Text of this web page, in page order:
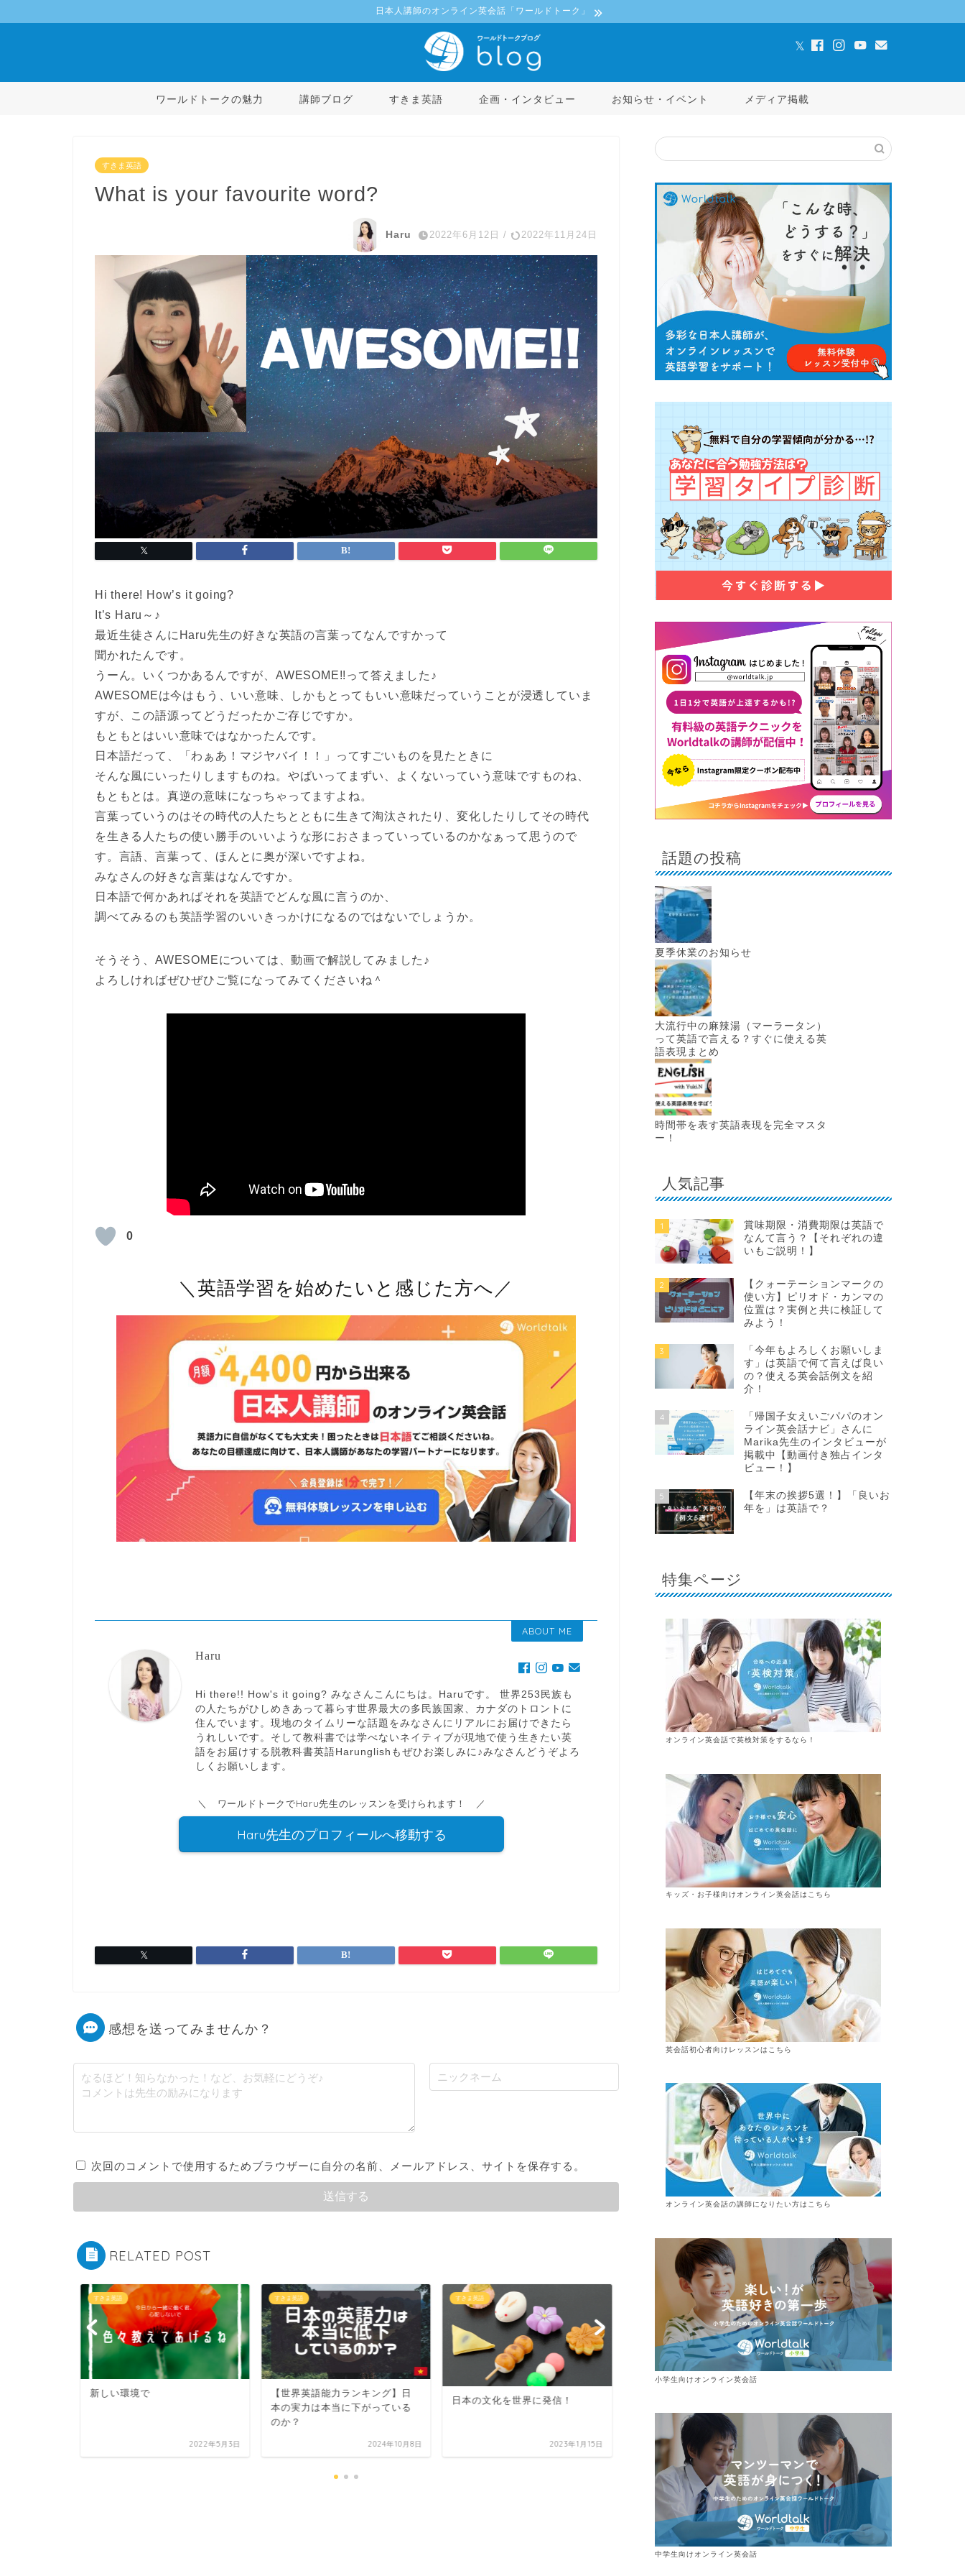
日本人講師のオンライン英会話「ワールドトーク」
ワールドトークの魅力 講師ブログ すきま英語 企画・インタビュー お知らせ・イベント メディア掲載
すきま英語
What is your favourite word?
Haru 2022年6月12日 / 2022年11月24日
Hi there! How’s it going?
It’s Haru～♪
最近生徒さんにHaru先生の好きな英語の言葉ってなんですかって
聞かれたんです。
うーん。いくつかあるんですが、AWESOME!!って答えました♪
AWESOMEは今はもう、いい意味、しかもとってもいい意味だっていうことが浸透していま
すが、この語源ってどうだったかご存じですか。
もともとはいい意味ではなかったんです。
日本語だって、「わぁあ！マジヤバイ！！」ってすごいものを見たときに
そんな風にいったりしますものね。やばいってまずい、よくないっていう意味ですものね、
もともとは。真逆の意味になっちゃってますよね。
言葉っていうのはその時代の人たちとともに生きて淘汰されたり、変化したりしてその時代
を生きる人たちの使い勝手のいいような形におさまっていっているのかなぁって思うので
す。言語、言葉って、ほんとに奥が深いですよね。
みなさんの好きな言葉はなんですか。
日本語で何かあればそれを英語でどんな風に言うのか、
調べてみるのも英語学習のいいきっかけになるのではないでしょうか。
そうそう、AWESOMEについては、動画で解説してみました♪
よろしければぜひぜひご覧になってみてくださいね＾
0
＼英語学習を始めたいと感じた方へ／
ABOUT ME
Haru
Hi there!! How's it going? みなさんこんにちは。Haruです。 世界253民族も
の人たちがひしめきあって暮らす世界最大の多民族国家、カナダのトロントに
住んでいます。現地のタイムリーな話題をみなさんにリアルにお届けできたら
うれしいです。そして教科書では学べないネイティブが現地で使う生きたい英
語をお届けする脱教科書英語Harunglishもぜひお楽しみに♪みなさんどうぞよろ
しくお願いします。
＼ ワールドトークでHaru先生のレッスンを受けられます！ ／
Haru先生のプロフィールへ移動する
感想を送ってみませんか？
次回のコメントで使用するためブラウザーに自分の名前、メールアドレス、サイトを保存する。
RELATED POST
すきま英語
新しい環境で
2022年5月3日
すきま英語
【世界英語能力ランキング】日
本の実力は本当に下がっている
のか？
2024年10月8日
すきま英語
日本の文化を世界に発信！
2023年1月15日 2022年5月3日
話題の投稿
夏季休業のお知らせ
大流行中の麻辣湯（マーラータン）
って英語で言える？すぐに使える英
語表現まとめ
時間帯を表す英語表現を完全マスタ
ー！
人気記事
1
賞味期限・消費期限は英語で
なんて言う？【それぞれの違
いもご説明！】
2
【クォーテーションマークの
使い方】ピリオド・カンマの
位置は？実例と共に検証して
みよう！
3
「今年もよろしくお願いしま
す」は英語で何て言えば良い
の？使える英会話例文を紹
介！
4
「帰国子女えいごパパのオン
ライン英会話ナビ」さんに
Marika先生のインタビューが
掲載中【動画付き独占インタ
ビュー！】
5
【年末の挨拶5選！】「良いお
年を」は英語で？
特集ページ
オンライン英会話で英検対策をするなら！
キッズ・お子様向けオンライン英会話はこちら
英会話初心者向けレッスンはこちら
オンライン英会話の講師になりたい方はこちら
小学生向けオンライン英会話
中学生向けオンライン英会話